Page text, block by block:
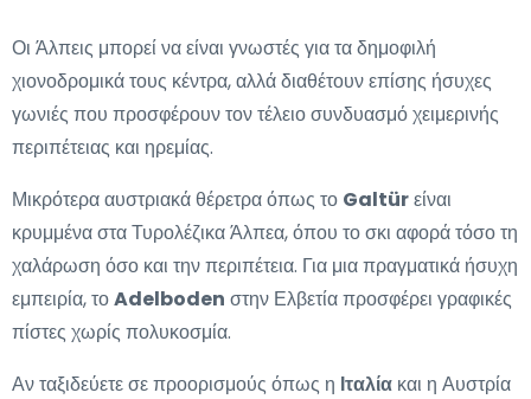
Οι Άλπεις μπορεί να είναι γνωστές για τα δημοφιλή
χιονοδρομικά τους κέντρα, αλλά διαθέτουν επίσης ήσυχες
γωνιές που προσφέρουν τον τέλειο συνδυασμό χειμερινής
περιπέτειας και ηρεμίας.
Μικρότερα αυστριακά θέρετρα όπως το Galtürείναι
κρυμμένα στα Τυρολέζικα Άλπεα, όπου το σκι αφορά τόσο τη
χαλάρωση όσο και την περιπέτεια. Για μια πραγματικά ήσυχη
εμπειρία, τοAdelboden στην Ελβετία προσφέρει γραφικές
πίστες χωρίς πολυκοσμία.
Αν ταξιδεύετε σε προορισμούς όπως η Ιταλία και η Αυστρία